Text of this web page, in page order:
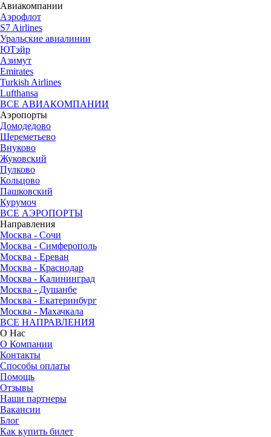
Авиакомпании
Аэрофлот
S7 Airlines
Уральские авиалинии
ЮТэйр
Азимут
Emirates
Turkish Airlines
Lufthansa
ВСЕ АВИАКОМПАНИИ
Аэропорты
Домодедово
Шереметьево
Внуково
Жуковский
Пулково
Кольцово
Пашковский
Курумоч
ВСЕ АЭРОПОРТЫ
Направления
Москва - Сочи
Москва - Симферополь
Москва - Ереван
Москва - Краснодар
Москва - Калининград
Москва - Душанбе
Москва - Екатеринбург
Москва - Махачкала
ВСЕ НАПРАВЛЕНИЯ
О Нас
О Компании
Контакты
Способы оплаты
Помощь
Отзывы
Наши партнеры
Вакансии
Блог
Как купить билет